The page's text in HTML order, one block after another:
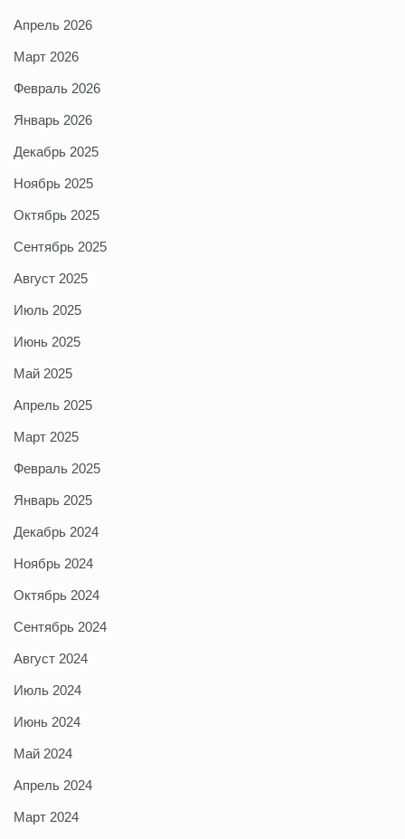
Апрель 2026
Март 2026
Февраль 2026
Январь 2026
Декабрь 2025
Ноябрь 2025
Октябрь 2025
Сентябрь 2025
Август 2025
Июль 2025
Июнь 2025
Май 2025
Апрель 2025
Март 2025
Февраль 2025
Январь 2025
Декабрь 2024
Ноябрь 2024
Октябрь 2024
Сентябрь 2024
Август 2024
Июль 2024
Июнь 2024
Май 2024
Апрель 2024
Март 2024